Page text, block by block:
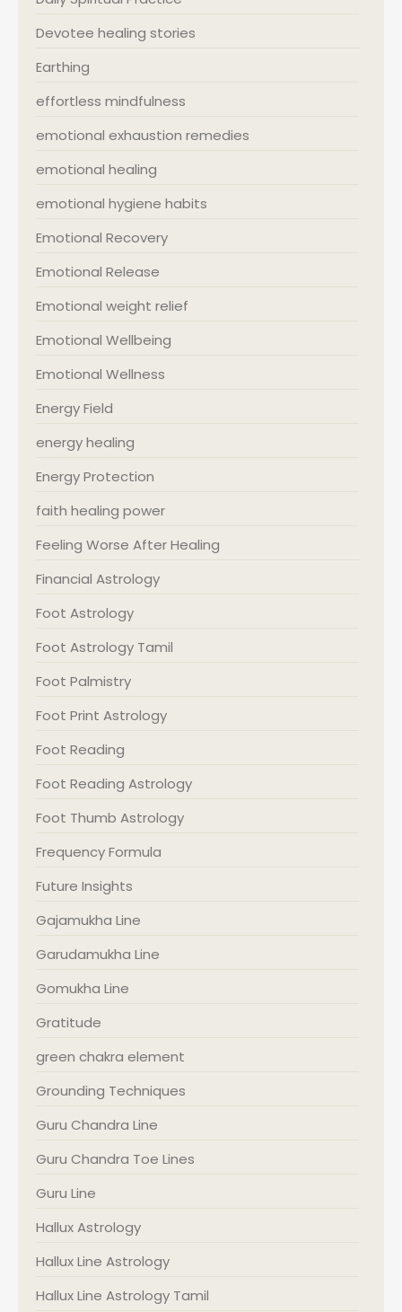
Devotee healing stories
Earthing
effortless mindfulness
emotional exhaustion remedies
emotional healing
emotional hygiene habits
Emotional Recovery
Emotional Release
Emotional weight relief
Emotional Wellbeing
Emotional Wellness
Energy Field
energy healing
Energy Protection
faith healing power
Feeling Worse After Healing
Financial Astrology
Foot Astrology
Foot Astrology Tamil
Foot Palmistry
Foot Print Astrology
Foot Reading
Foot Reading Astrology
Foot Thumb Astrology
Frequency Formula
Future Insights
Gajamukha Line
Garudamukha Line
Gomukha Line
Gratitude
green chakra element
Grounding Techniques
Guru Chandra Line
Guru Chandra Toe Lines
Guru Line
Hallux Astrology
Hallux Line Astrology
Hallux Line Astrology Tamil